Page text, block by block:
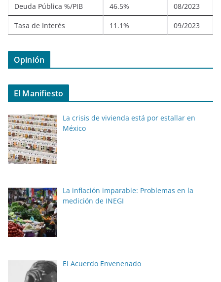
Deuda Pública %/PIB 46.5% 08/2023
Tasa de Interés 11.1% 09/2023
Opinión
El Manifiesto
La crisis de vivienda está por estallar en
México
La inflación imparable: Problemas en la
medición de INEGI
El Acuerdo Envenenado